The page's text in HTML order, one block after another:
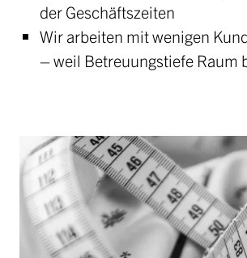
der Geschäftszeiten
Wir arbeiten mit wenigen
– weil Betreuungstiefe Raum